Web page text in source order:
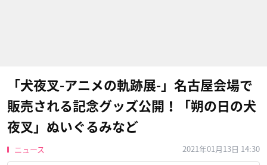
「犬夜叉-アニメの軌跡展-」名古屋会場で
販売される記念グッズ公開！「朔の日の犬
夜叉」ぬいぐるみなど
ニュース 2021年01月13日 14:30